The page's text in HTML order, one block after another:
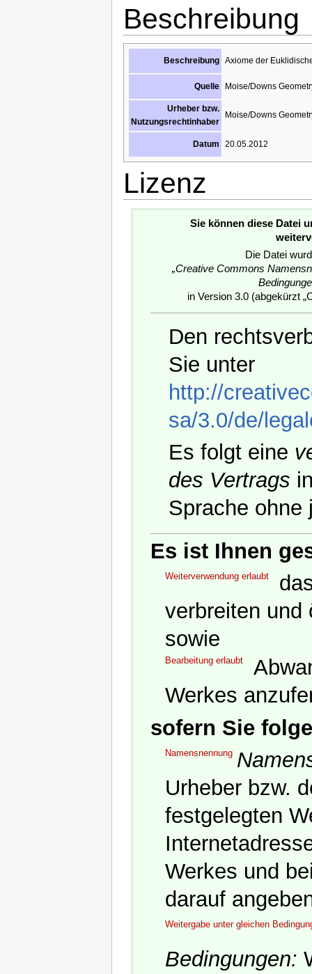
Beschreibung
Beschreibung Axiome der
Quelle Moise/Downs
Urheber bzw.
Nutzungsrechtinhaber
Moise/Downs
Datum 20.05.2012
Lizenz
Sie können diese Datei
Die Datei
„Creative Commons
in Version 3.0 (abgekürzt
Den
Sie unter
http://
sa/3.0/de/
Es folgt eine
des Vertrags
Sprache ohne
Es ist Ihnen
Weiterverwendung erlaubt
verbreiten und
sowie
Bearbeitung erlaubt
Werkes
sofern Sie
Namensnennung
Urheber bzw.
festgelegten
Werkes und
darauf
Weitergabe unter gleichen
Bedingungen: